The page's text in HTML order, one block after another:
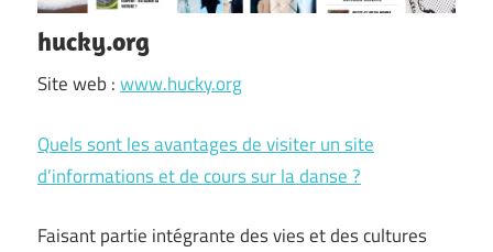
hucky.org
Site web :www.hucky.org
Quels sont les avantages de visiter un site
d’informations et de cours sur la danse ?
Faisant partie intégrante des vies et des cultures